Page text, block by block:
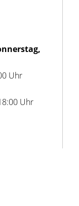
Uhr
Uhr